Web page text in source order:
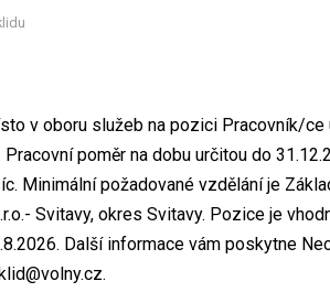
v oboru služeb na pozici Pracovník/ce
poměr na dobu určitou do
Minimální požadované vzdělání je
Svitavy, okres Svitavy. Pozice je
Další informace vám poskytne